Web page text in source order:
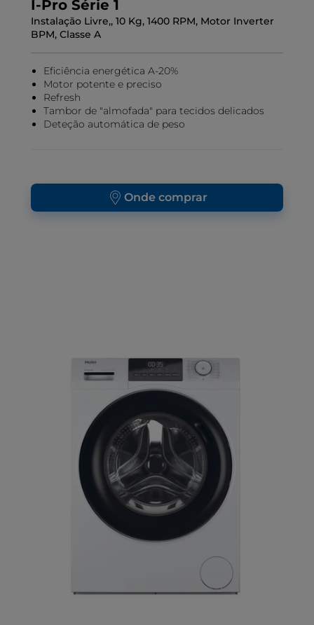
I-Pro Série 1
Instalação Livre,, 10 Kg, 1400 RPM, Motor Inverter
BPM, Classe A
Eficiência energética A-20%
Motor potente e preciso
Refresh
Tambor de "almofada" para tecidos delicados
Deteção automática de peso
Onde comprar